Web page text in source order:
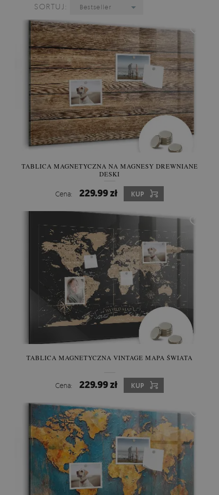
SORTUJ:
Bestseller
TABLICA MAGNETYCZNA NA MAGNESY DREWNIANE
DESKI
Cena: 229.99 zł KUP
TABLICA MAGNETYCZNA VINTAGE MAPA ŚWIATA
Cena: 229.99 zł KUP